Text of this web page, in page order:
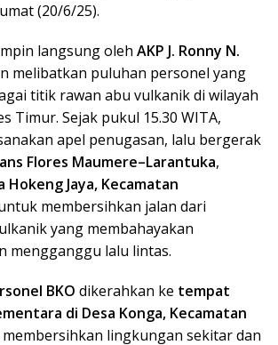
(20/6/25).
langsung oleh AKP J. Ronny N.
melibatkan puluhan personel yang
titik rawan abu vulkanik di wilayah
Timur. Sejak pukul 15.30 WITA,
apel penugasan, lalu bergerak
Flores Maumere–Larantuka,
Hokeng Jaya, Kecamatan
membersihkan jalan dari
yang membahayakan
mengganggu lalu lintas.
BKO dikerahkan ke tempat
di Desa Konga, Kecamatan
membersihkan lingkungan sekitar dan